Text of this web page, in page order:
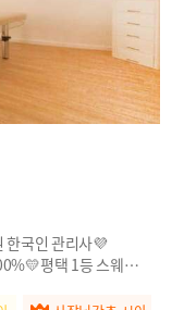
국인 관리사💜
평택 1등 스웨디시